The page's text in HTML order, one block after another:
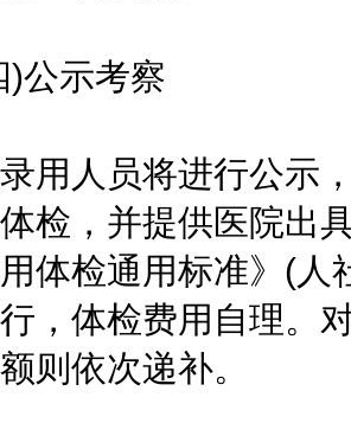
示考察
人员将进行公示，
检，并提供医院出
体检通用标准》(
，体检费用自理。
则依次递补。